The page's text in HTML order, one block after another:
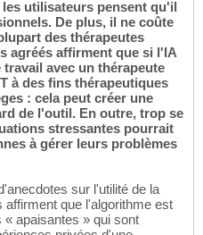
utilisateurs pensent qu'il
De plus, il ne coûte
des thérapeutes
agréés affirment que si l'IA
avec un thérapeute
à des fins thérapeutiques
: cela peut créer une
de l'outil. En outre, trop se
stressantes pourrait
à gérer leurs problèmes
sur l'utilité de la
affirment que l'algorithme est
« apaisantes » qui sont